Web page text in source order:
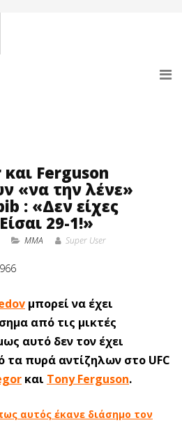
Ferguson
«να την λένε»
: «Δεν είχες
29-1!»
MMA Super User
μπορεί να έχει
από τις μικτές
αυτό δεν τον έχει
τα πυρά αντίζηλων στο UFC
και Tony Ferguson.
αυτός έκανε διάσημο τον